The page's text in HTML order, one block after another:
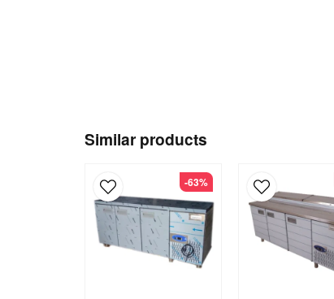
Similar products
-63%